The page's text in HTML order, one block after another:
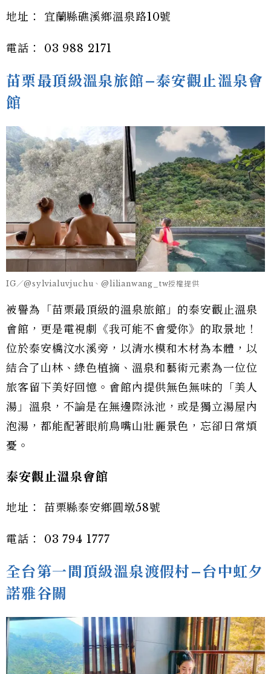
地址： 宜蘭縣礁溪鄉溫泉路10號
電話： 03 988 2171
苗栗最頂級溫泉旅館–泰安觀止溫泉會
館
IG／@sylvialuvjuchu、@lilianwang_tw授權提供
被譽為「苗栗最頂級的溫泉旅館」的泰安觀止溫泉
會館，更是電視劇《我可能不會愛你》的取景地！
位於泰安橋汶水溪旁，以清水模和木材為本體，以
結合了山林、綠色植摘、溫泉和藝術元素為一位位
旅客留下美好回憶。會館內提供無色無味的「美人
湯」溫泉，不論是在無邊際泳池，或是獨立湯屋內
泡湯，都能配著眼前鳥嘴山壯麗景色，忘卻日常煩
憂。
泰安觀止溫泉會館
地址： 苗栗縣泰安鄉圓墩58號
電話： 03 794 1777
全台第一間頂級溫泉渡假村–台中虹夕
諾雅谷關